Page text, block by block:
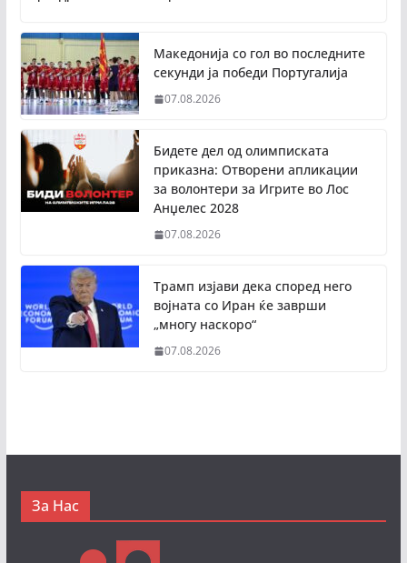
Македонија со гол во последните
секунди ја победи Португалија
07.08.2026
Бидете дел од олимписката
приказна: Отворени апликации
за волонтери за Игрите во Лос
Анџелес 2028
07.08.2026
Трамп изјави дека според него
војната со Иран ќе заврши
„многу наскоро“
07.08.2026
За Нас